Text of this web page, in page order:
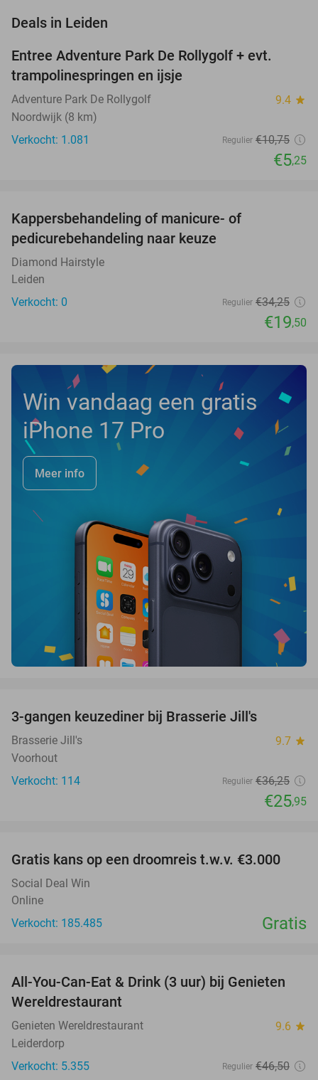
Deals in Leiden
Entree Adventure Park De Rollygolf + evt.
trampolinespringen en ijsje
Adventure Park De Rollygolf 9.4 star
Noordwijk (8 km)
Verkocht: 1.081
Regulier €10,75
€5,25
NEW
TODAY
Kappersbehandeling of manicure- of
pedicurebehandeling naar keuze
Diamond Hairstyle
Leiden
Verkocht: 0
Regulier €34,25
€19,50
Win vandaag een gratis
iPhone 17 Pro
Meer info
3-gangen keuzediner bij Brasserie Jill's
Brasserie Jill's 9.7 star
Voorhout
Verkocht: 114
Regulier €36,25
€25,95
Gratis kans op een droomreis t.w.v. €3.000
Social Deal Win
Online
Verkocht: 185.485
Gratis
19%
All-You-Can-Eat & Drink (3 uur) bij Genieten
Wereldrestaurant
Genieten Wereldrestaurant 9.6 star
Leiderdorp
Verkocht: 5.355
Regulier €46,50